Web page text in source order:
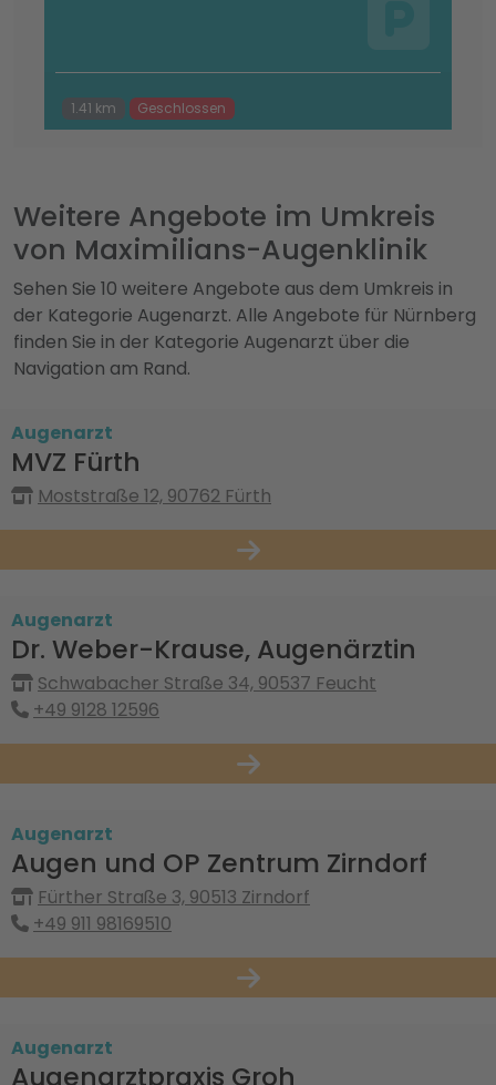
1.41 km Geschlossen
Weitere Angebote im Umkreis
von Maximilians-Augenklinik
Sehen Sie 10 weitere Angebote aus dem Umkreis in
der Kategorie Augenarzt. Alle Angebote für Nürnberg
finden Sie in der Kategorie Augenarzt über die
Navigation am Rand.
Augenarzt
MVZ Fürth
Moststraße 12, 90762 Fürth
Augenarzt
Dr. Weber-Krause, Augenärztin
Schwabacher Straße 34, 90537 Feucht
+49 9128 12596
Augenarzt
Augen und OP Zentrum Zirndorf
Fürther Straße 3, 90513 Zirndorf
+49 911 98169510
Augenarzt
Augenarztpraxis Groh